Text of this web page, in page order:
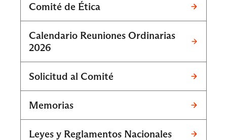
Comité de Ética
Calendario Reuniones Ordinarias
2026
Solicitud al Comité
Memorias
Leyes y Reglamentos Nacionales